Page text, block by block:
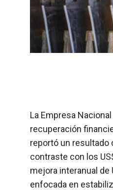
La Empresa
recuperación
reportó un resultado
contraste con los
mejora interanual
enfocada en